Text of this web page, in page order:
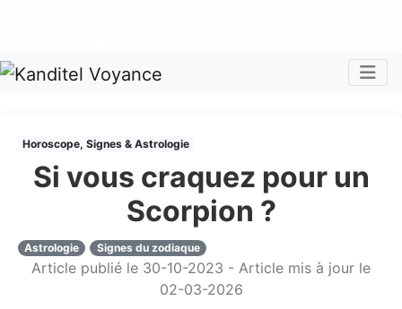
Horoscope, Signes & Astrologie
Si vous craquez pour un
Scorpion ?
Astrologie Signes du zodiaque
Article publié le 30-10-2023 - Article mis à jour le
02-03-2026